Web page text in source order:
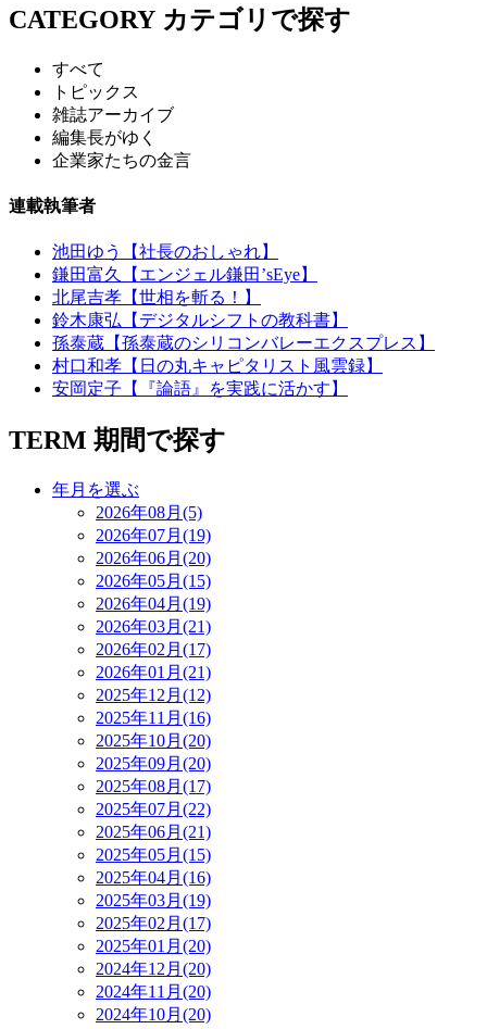
CATEGORY カテゴリで探す
すべて
トピックス
雑誌アーカイブ
編集長がゆく
企業家たちの金言
連載執筆者
池田ゆう【社長のおしゃれ】
鎌田富久【エンジェル鎌田’sEye】
北尾吉孝【世相を斬る！】
鈴木康弘【デジタルシフトの教科書】
孫泰蔵【孫泰蔵のシリコンバレーエクスプレス】
村口和孝【日の丸キャピタリスト風雲録】
安岡定子【『論語』を実践に活かす】
TERM 期間で探す
年月を選ぶ
2026年08月(5)
2026年07月(19)
2026年06月(20)
2026年05月(15)
2026年04月(19)
2026年03月(21)
2026年02月(17)
2026年01月(21)
2025年12月(12)
2025年11月(16)
2025年10月(20)
2025年09月(20)
2025年08月(17)
2025年07月(22)
2025年06月(21)
2025年05月(15)
2025年04月(16)
2025年03月(19)
2025年02月(17)
2025年01月(20)
2024年12月(20)
2024年11月(20)
2024年10月(20)